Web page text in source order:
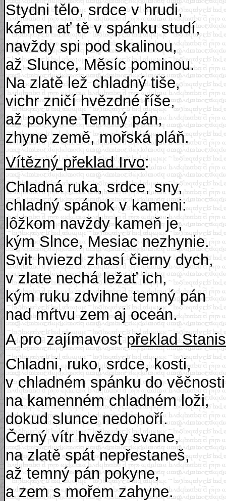
Stydni tělo, srdce v hrudi,
kámen ať tě v spánku studí,
navždy spi pod skalinou,
až Slunce, Měsíc pominou.
Na zlatě lež chladný tiše,
vichr zničí hvězdné říše,
až pokyne Temný pán,
zhyne země, mořská pláň.
Vítězný překlad Irvo:
Chladná ruka, srdce, sny,
chladný spánok v kameni:
lôžkom navždy kameň je,
kým Slnce, Mesiac nezhynie.
Svit hviezd zhasí čierny dych,
v zlate nechá ležať ich,
kým ruku zdvihne temný pán
nad mŕtvu zem aj oceán.
A pro zajímavostpřeklad
Chladni, ruko, srdce, kosti,
v chladném spánku do
na kamenném chladném loži,
dokud slunce nedohoří.
Černý vítr hvězdy svane,
na zlatě spát nepřestaneš,
až temný pán pokyne,
a zem s mořem zahyne.